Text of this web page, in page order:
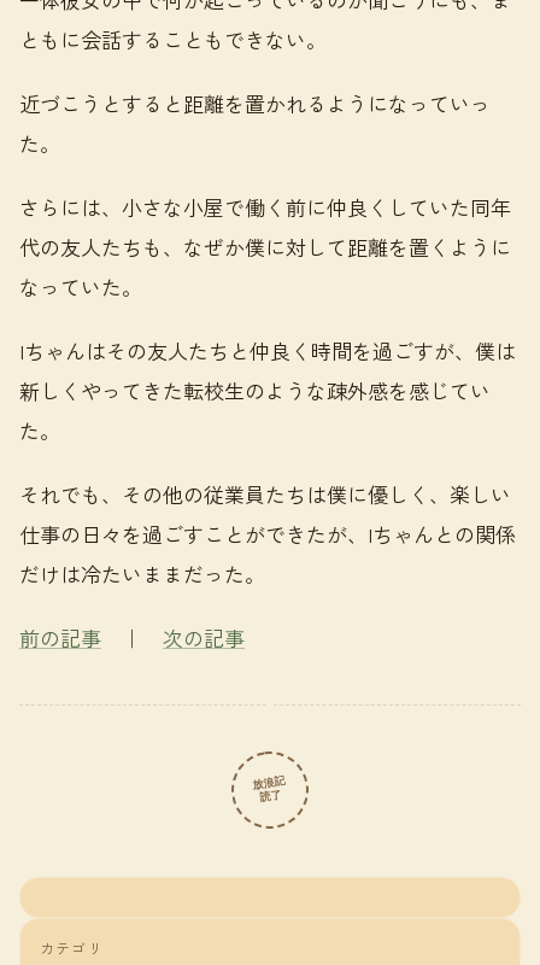
ともに会話することもできない。
近づこうとすると距離を置かれるようになっていっ
た。
さらには、小さな小屋で働く前に仲良くしていた同年
代の友人たちも、なぜか僕に対して距離を置くように
なっていた。
Iちゃんはその友人たちと仲良く時間を過ごすが、僕は
新しくやってきた転校生のような疎外感を感じてい
た。
それでも、その他の従業員たちは僕に優しく、楽しい
仕事の日々を過ごすことができたが、Iちゃんとの関係
だけは冷たいままだった。
前の記事 ｜ 次の記事
放浪記
読了
カテゴリ